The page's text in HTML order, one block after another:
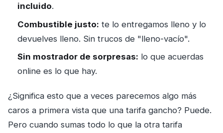
incluido.
Combustible justo: te lo entregamos lleno y lo
devuelves lleno. Sin trucos de "lleno-vacío".
Sin mostrador de sorpresas: lo que acuerdas
online es lo que hay.
¿Significa esto que a veces parecemos algo más
caros a primera vista que una tarifa gancho? Puede.
Pero cuando sumas todo lo que la otra tarifa